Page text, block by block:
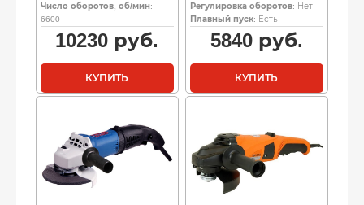
Число оборотов, об/мин:
6600
10230 руб.
КУПИТЬ
Регулировка оборотов: Нет
Плавный пуск: Есть
5840руб.
КУПИТЬ